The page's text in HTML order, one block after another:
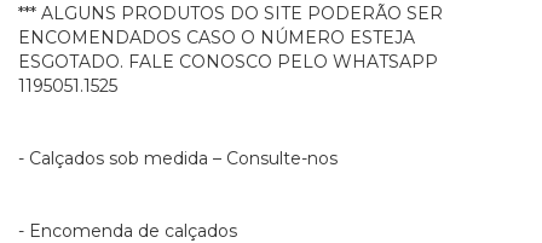
*** ALGUNS PRODUTOS DO SITE PODERÃO SER
ENCOMENDADOS CASO O NÚMERO ESTEJA
ESGOTADO. FALE CONOSCO PELO WHATSAPP
1195051.1525
- Calçados sob medida – Consulte-nos
- Encomenda de calçados